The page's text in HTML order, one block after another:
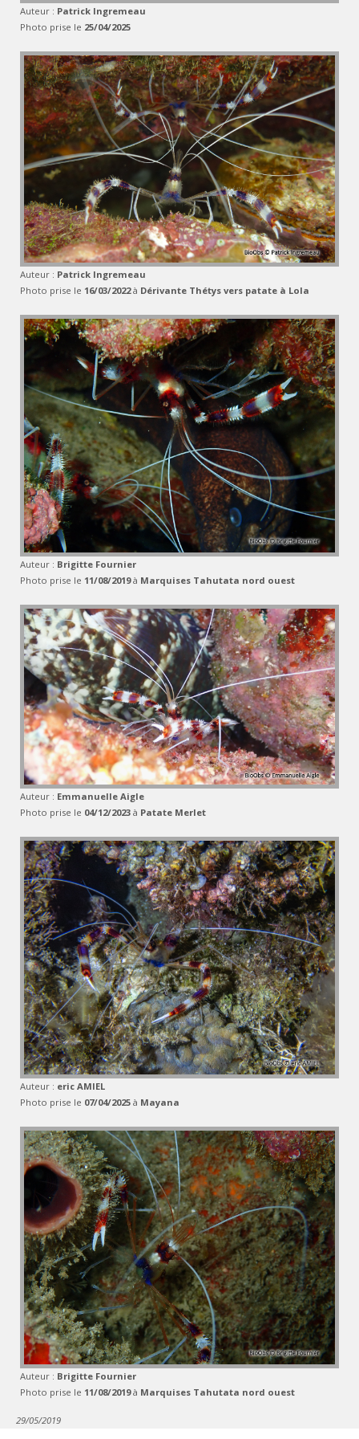
Auteur : Patrick Ingremeau
Photo prise le 25/04/2025
Auteur : Patrick Ingremeau
Photo prise le 16/03/2022à Dérivante Thétys vers patate à Lola
Auteur : Brigitte Fournier
Photo prise le 11/08/2019à Marquises Tahutata nord ouest
Auteur : Emmanuelle Aigle
Photo prise le 04/12/2023 à Patate Merlet
Auteur : eric AMIEL
Photo prise le 07/04/2025 à Mayana
Auteur : Brigitte Fournier
Photo prise le 11/08/2019à Marquises Tahutata nord ouest
29/05/2019